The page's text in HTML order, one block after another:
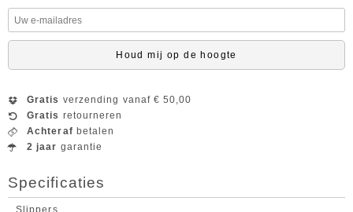
Houd mij op de hoogte
Gratis verzending vanaf € 50,00
Gratis retourneren
Achteraf betalen
2 jaar garantie
Specificaties
Slippers